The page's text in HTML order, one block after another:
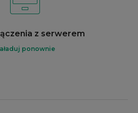
z serwerem
ponownie